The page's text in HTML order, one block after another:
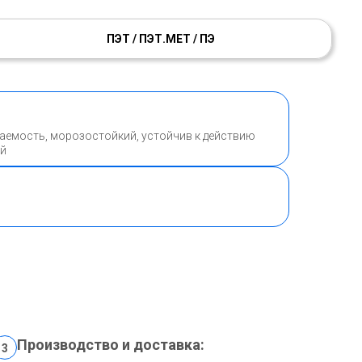
ПЭТ / ПЭТ.МЕТ / ПЭ
морозостойкий, устойчив к действию
3 Производство и доставка: